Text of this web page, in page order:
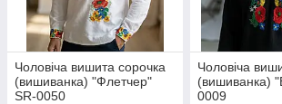
Чоловіча вишита сорочка
(вишиванка) "Флетчер"
SR-0050
Чоловіча
(вишиванка)
0009